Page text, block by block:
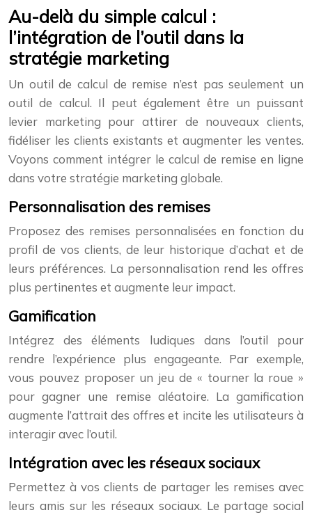
Au-delà du simple calcul :
l’intégration de l’outil dans la
stratégie marketing
Un outil de calcul de remise n’est pas seulement un
outil de calcul. Il peut également être un puissant
levier marketing pour attirer de nouveaux clients,
fidéliser les clients existants et augmenter les ventes.
Voyons comment intégrer le calcul de remise en ligne
dans votre stratégie marketing globale.
Personnalisation des remises
Proposez des remises personnalisées en fonction du
profil de vos clients, de leur historique d’achat et de
leurs préférences. La personnalisation rend les offres
plus pertinentes et augmente leur impact.
Gamification
Intégrez des éléments ludiques dans l’outil pour
rendre l’expérience plus engageante. Par exemple,
vous pouvez proposer un jeu de « tourner la roue »
pour gagner une remise aléatoire. La gamification
augmente l’attrait des offres et incite les utilisateurs à
interagir avec l’outil.
Intégration avec les réseaux sociaux
Permettez à vos clients de partager les remises avec
leurs amis sur les réseaux sociaux. Le partage social